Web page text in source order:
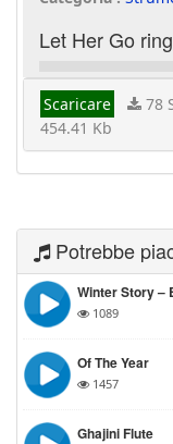
Let Her Go
Scaricare 78
454.41 Kb
Potrebbe
Winter Story –
1089
Of The Year
1457
Ghajini Flute